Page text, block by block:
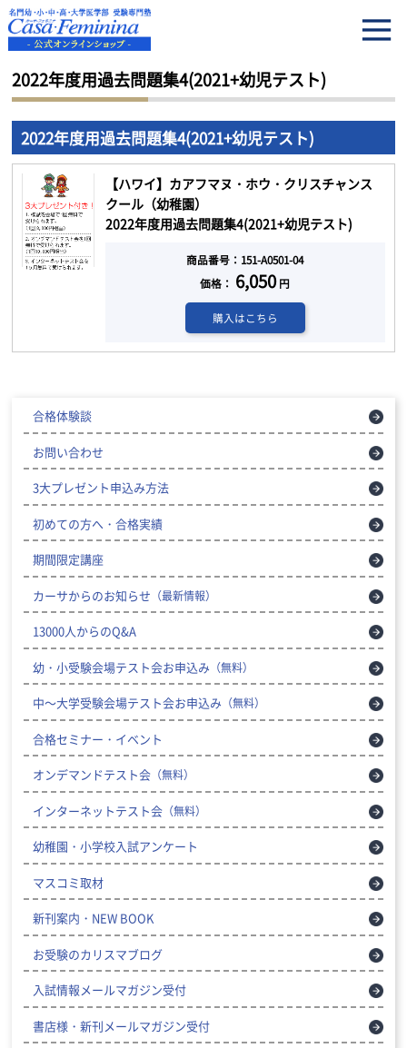
HOME 2022年度用過去問題集4(2021+幼児テスト)
2022年度用過去問題集4(2021+幼児テスト)
2022年度用過去問題集4(2021+幼児テスト)
【ハワイ】カアフマヌ・ホウ・クリスチャンス
クール（幼稚園）
2022年度用過去問題集4(2021+幼児テスト)
商品番号：151-A0501-04
価格： 6,050円
購入はこちら
合格体験談
お問い合わせ
3大プレゼント申込み方法
初めての方へ・合格実績
期間限定講座
カーサからのお知らせ （最新情報）
13000人からのQ&A
幼・小受験会場テスト会お申込み （無料）
中～大学受験会場テスト会お申込み （無料）
合格セミナー・イベント
オンデマンドテスト会 （無料）
インターネットテスト会 （無料）
幼稚園・小学校入試アンケート
マスコミ取材
新刊案内・NEW BOOK
お受験のカリスマブログ
入試情報メールマガジン受付
書店様・新刊メールマガジン受付